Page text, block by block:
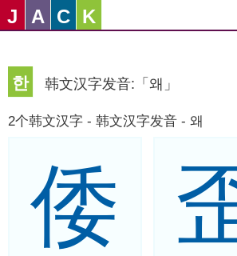
J A C K
한 韩文汉字发音:「왜」
2个韩文汉字 - 韩文汉字发音 - 왜
倭